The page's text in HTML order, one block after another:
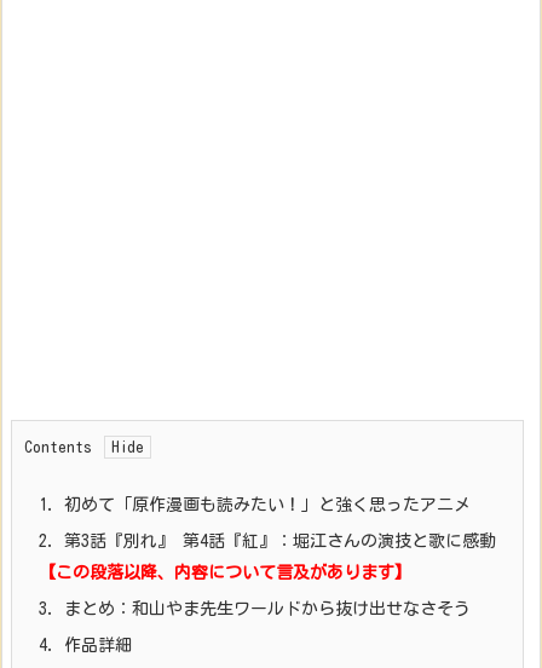
Contents
1. 初めて「原作漫画も読みたい！」と強く思ったアニメ
2.
第3話『別れ』 第4話『紅』：堀江さんの演技と歌に感動
【この段落以降、内容について言及があります】
3. まとめ：和山やま先生ワールドから抜け出せなさそう
4.
作品詳細